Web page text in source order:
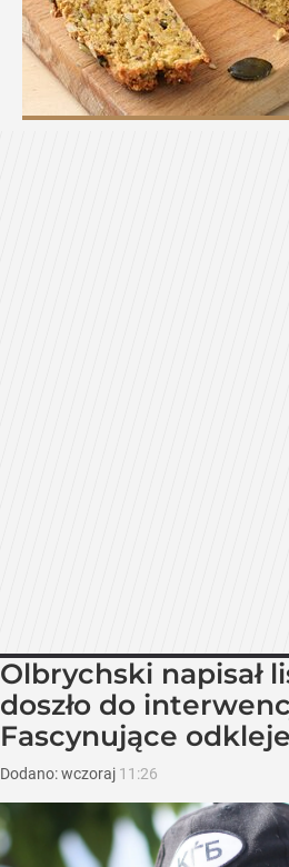
Olbrychski napisał
doszło do
Fascynujące
Dodano:wczoraj 11:26